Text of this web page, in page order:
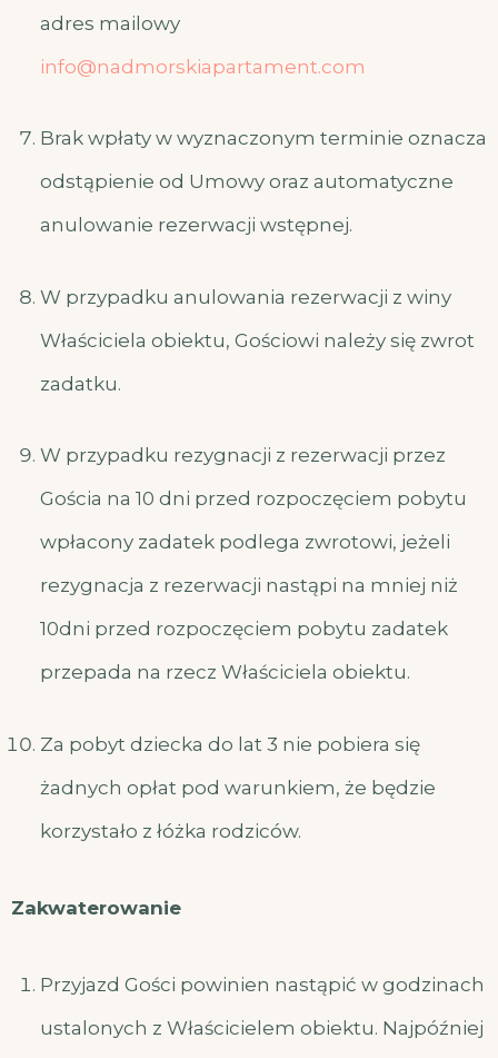
adres mailowy
info@nadmorskiapartament.com
Brak wpłaty w wyznaczonym terminie oznacza
odstąpienie od Umowy oraz automatyczne
anulowanie rezerwacji wstępnej.
W przypadku anulowania rezerwacji z winy
Właściciela obiektu, Gościowi należy się zwrot
zadatku.
W przypadku rezygnacji z rezerwacji przez
Gościa na 10 dni przed rozpoczęciem pobytu
wpłacony zadatek podlega zwrotowi, jeżeli
rezygnacja z rezerwacji nastąpi na mniej niż
10dni przed rozpoczęciem pobytu zadatek
przepada na rzecz Właściciela obiektu.
Za pobyt dziecka do lat 3 nie pobiera się
żadnych opłat pod warunkiem, że będzie
korzystało z łóżka rodziców.
Zakwaterowanie
Przyjazd Gości powinien nastąpić w godzinach
ustalonych z Właścicielem obiektu. Najpóźniej